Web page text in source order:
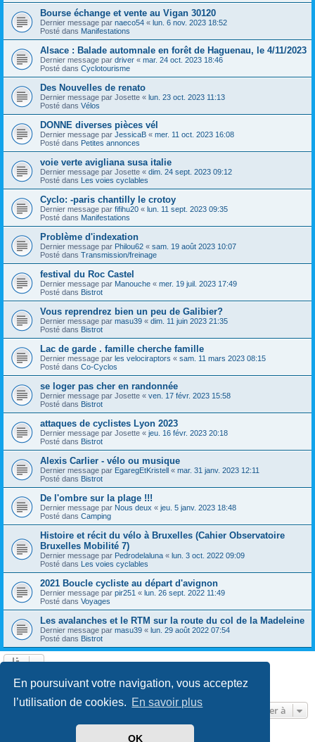
En poursuivant votre navigation, vous acceptez
l’utilisation de cookies. En savoir plus
OK
Bourse échange et vente au Vigan 30120
Dernier message par naeco54 « lun. 6 nov. 2023 18:52
Posté dans Manifestations
Alsace : Balade automnale en forêt de Haguenau, le 4/11/2023
Dernier message par driver « mar. 24 oct. 2023 18:46
Posté dans Cyclotourisme
Des Nouvelles de renato
Dernier message par Josette « lun. 23 oct. 2023 11:13
Posté dans Vélos
DONNE diverses pièces vél
Dernier message par JessicaB « mer. 11 oct. 2023 16:08
Posté dans Petites annonces
voie verte avigliana susa italie
Dernier message par Josette « dim. 24 sept. 2023 09:12
Posté dans Les voies cyclables
Cyclo: -paris chantilly le crotoy
Dernier message par fifihu20 « lun. 11 sept. 2023 09:35
Posté dans Manifestations
Problème d'indexation
Dernier message par Philou62 « sam. 19 août 2023 10:07
Posté dans Transmission/freinage
festival du Roc Castel
Dernier message par Manouche « mer. 19 juil. 2023 17:49
Posté dans Bistrot
Vous reprendrez bien un peu de Galibier?
Dernier message par masu39 « dim. 11 juin 2023 21:35
Posté dans Bistrot
Lac de garde . famille cherche famille
Dernier message par les velociraptors « sam. 11 mars 2023 08:15
Posté dans Co-Cyclos
se loger pas cher en randonnée
Dernier message par Josette « ven. 17 févr. 2023 15:58
Posté dans Bistrot
attaques de cyclistes Lyon 2023
Dernier message par Josette « jeu. 16 févr. 2023 20:18
Posté dans Bistrot
Alexis Carlier - vélo ou musique
Dernier message par EgaregEtKristell « mar. 31 janv. 2023 12:11
Posté dans Bistrot
De l'ombre sur la plage !!!
Dernier message par Nous deux « jeu. 5 janv. 2023 18:48
Posté dans Camping
Histoire et récit du vélo à Bruxelles (Cahier Observatoire
Bruxelles Mobilité 7)
Dernier message par Pedrodelaluna « lun. 3 oct. 2022 09:09
Posté dans Les voies cyclables
2021 Boucle cycliste au départ d'avignon
Dernier message par pir251 « lun. 26 sept. 2022 11:49
Posté dans Voyages
Les avalanches et le RTM sur la route du col de la Madeleine
Dernier message par masu39 « lun. 29 août 2022 07:54
Posté dans Bistrot
604 résultats trouvés Page1sur13
1 2 3 4 5 … 13
Aller à
phpBB ® Forum Software © phpBB Limited